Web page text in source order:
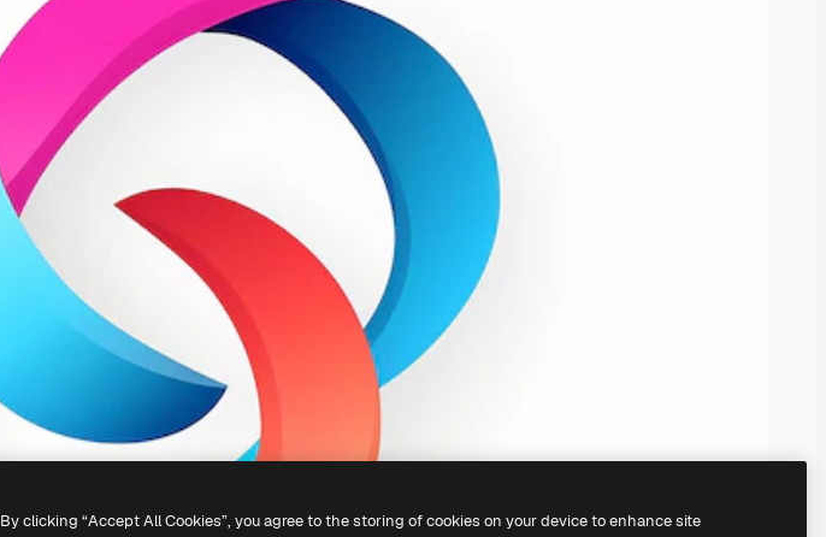
By clicking “Accept All Cookies”, you agree to the storing of cookies on your device to enhance site